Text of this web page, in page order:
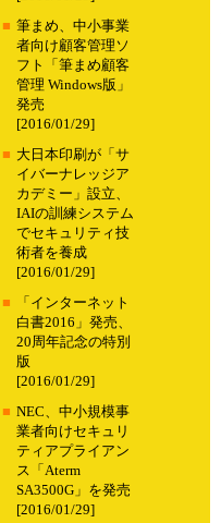
■ 筆まめ、中小事業
者向け顧客管理ソ
フト「筆まめ顧客
管理 Windows版」
発売
[2016/01/29]
■ 大日本印刷が「サ
イバーナレッジア
カデミー」設立、
IAIの訓練システム
でセキュリティ技
術者を養成
[2016/01/29]
■
「インターネット
白書2016」発売、
20周年記念の特別
版
[2016/01/29]
■ NEC、中小規模事
業者向けセキュリ
ティアプライアン
ス「Aterm
SA3500G」を発売
[2016/01/29]